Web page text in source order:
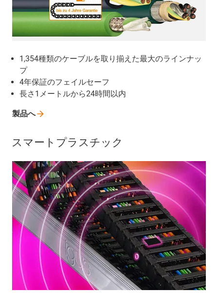
1,354種類のケーブルを取り揃えた最大のラインナッ
プ
4年保証のフェイルセーフ
長さ1メートルから24時間以内
製品へ
スマートプラスチック